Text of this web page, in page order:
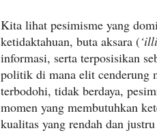
Kita lihat pesimisme yang
ketidaktahuan, buta aksara (
informasi, serta terposisikan
politik di mana elit cenderung
terbodohi, tidak berdaya,
momen yang membutuhkan
kualitas yang rendah dan